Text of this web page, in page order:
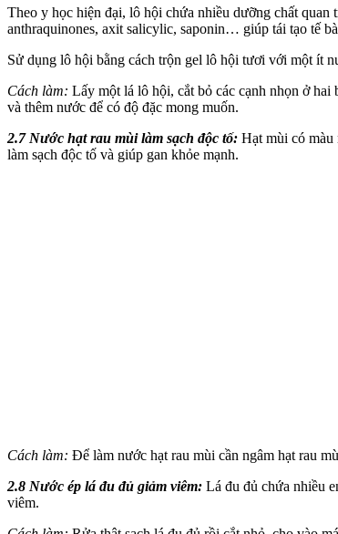
Theo y học hiện đại, lô hội chứa nhiều dưỡng chất
anthraquinones, axit salicylic, saponin… giúp tái tạo tế
Sử dụng lô hội bằng cách trộn gel lô hội tươi với một ít
Cách làm: Lấy một lá lô hội, cắt bỏ các cạnh nhọn ở
và thêm nước để có độ đặc mong muốn.
2.7 Nước hạt rau mùi làm sạch độc tố: Hạt mùi có màu
làm sạch độc tố và giúp gan khỏe mạnh.
Cách làm: Để làm nước hạt rau mùi cần ngâm hạt rau
2.8 Nước ép lá đu đủ giảm viêm: Lá đu đủ chứa nhiều
viêm.